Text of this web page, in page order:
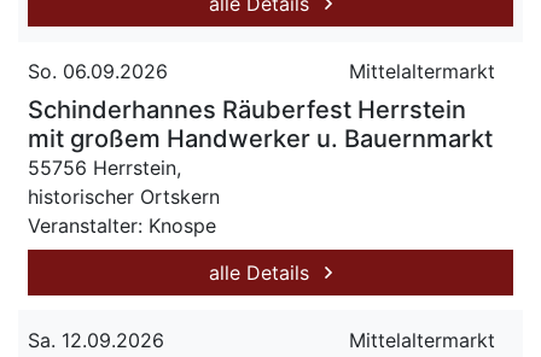
So. 06.09.2026 Mittelaltermarkt
Schinderhannes Räuberfest Herrstein
mit großem Handwerker u. Bauernmarkt
55756 Herrstein,
historischer Ortskern
Veranstalter: Knospe
alle Details
Sa. 12.09.2026 Mittelaltermarkt